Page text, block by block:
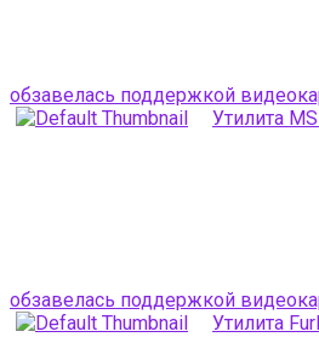
обзавелась поддержкой
Утилита
обзавелась поддержкой
Утилита